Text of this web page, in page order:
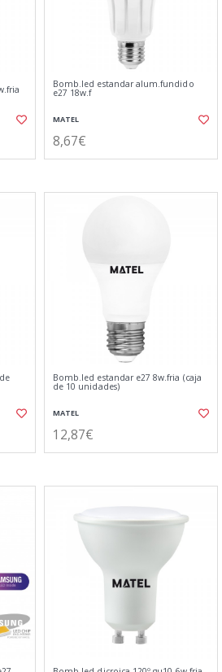
Bomb.led estandar alum.fundido
e27 18w.f
MATEL
8,67€
Bomb.led estandar e27 8w.fria (caja
de 10 unidades)
MATEL
12,87€